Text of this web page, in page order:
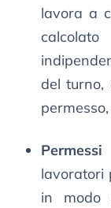
lavora a
del turno,
lavoratori
in modo